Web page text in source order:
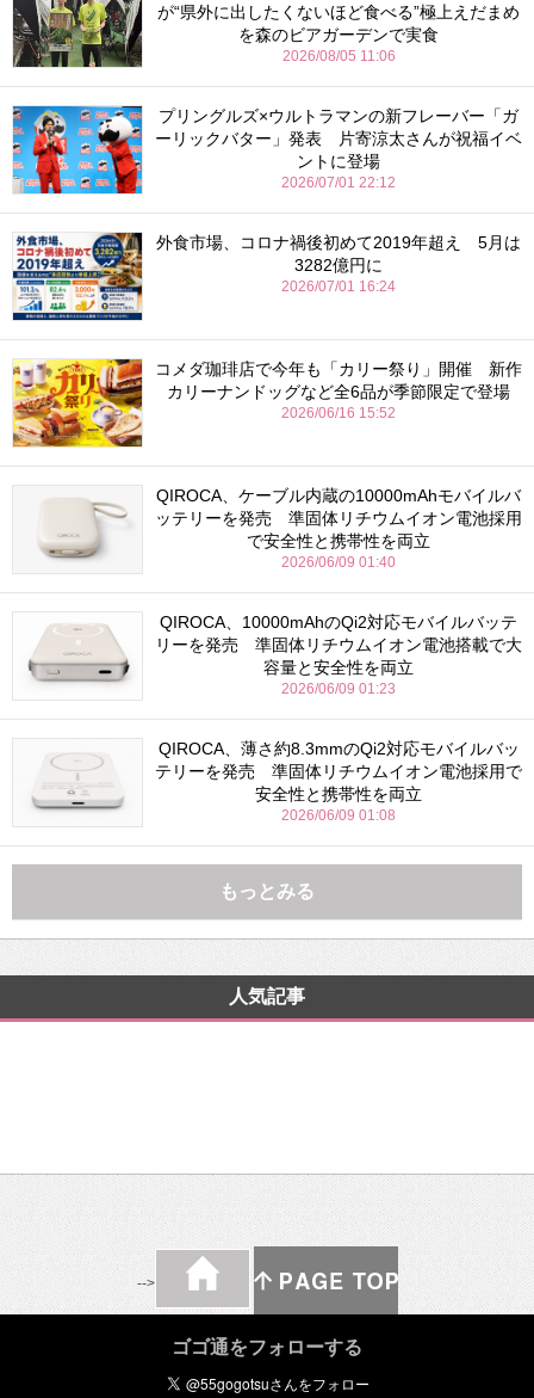
が“県外に出したくないほど食べる”極上えだまめ
を森のビアガーデンで実食
2026/08/05 11:06
プリングルズ×ウルトラマンの新フレーバー「ガ
ーリックバター」発表 片寄涼太さんが祝福イベ
ントに登場
2026/07/01 22:12
外食市場、コロナ禍後初めて2019年超え 5月は
3282億円に
2026/07/01 16:24
コメダ珈琲店で今年も「カリー祭り」開催 新作
カリーナンドッグなど全6品が季節限定で登場
2026/06/16 15:52
QIROCA、ケーブル内蔵の10000mAhモバイルバ
ッテリーを発売 準固体リチウムイオン電池採用
で安全性と携帯性を両立
2026/06/09 01:40
QIROCA、10000mAhのQi2対応モバイルバッテ
リーを発売 準固体リチウムイオン電池搭載で大
容量と安全性を両立
2026/06/09 01:23
QIROCA、薄さ約8.3mmのQi2対応モバイルバッ
テリーを発売 準固体リチウムイオン電池採用で
安全性と携帯性を両立
2026/06/09 01:08
もっとみる
人気記事
-->
ゴゴ通をフォローする